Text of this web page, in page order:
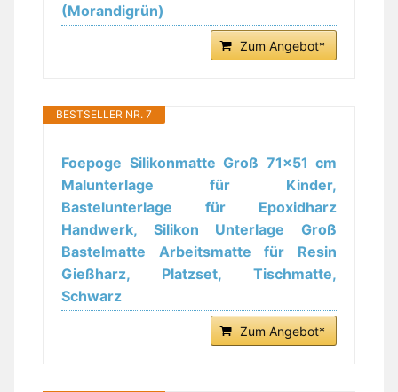
(Morandigrün)
Zum Angebot*
BESTSELLER NR. 7
Foepoge Silikonmatte Groß 71x51 cm
Malunterlage für Kinder,
Bastelunterlage für Epoxidharz
Handwerk, Silikon Unterlage Groß
Bastelmatte Arbeitsmatte für Resin
Gießharz, Platzset, Tischmatte,
Schwarz
Zum Angebot*